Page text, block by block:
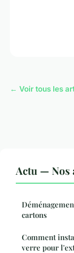
← Voir tous les
Actu — Nos
cartons
Comment
verre pour